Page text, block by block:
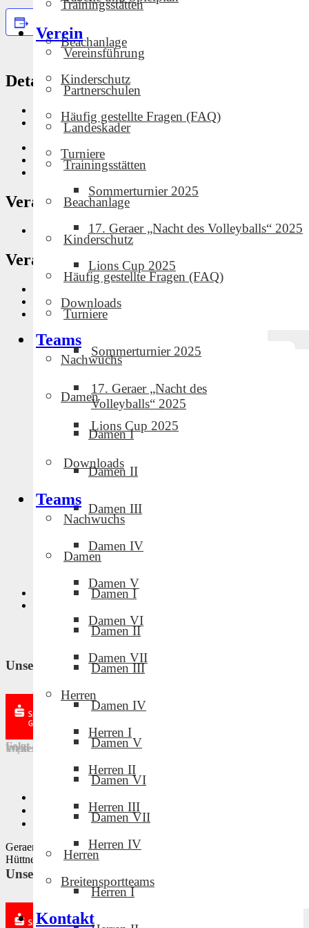
Trainingsstätten
Beachanlage
Kinderschutz
Häufig gestellte Fragen (FAQ)
Turniere
Sommerturnier 2025
17. Geraer „Nacht des Volleyballs“ 2025
Lions Cup 2025
Downloads
Teams
Nachwuchs
Damen
Damen I
Damen II
Damen III
Damen IV
Damen V
Damen VI
Damen VII
Herren
Herren I
Herren II
Herren III
Herren IV
Breitensportteams
Kontakt
Verein
Vereinsführung
Partnerschulen
Landeskader
Trainingsstätten
Beachanlage
Kinderschutz
Häufig gestellte Fragen (FAQ)
Turniere
Sommerturnier 2025
17. Geraer „Nacht des
Volleyballs“ 2025
Lions Cup 2025
Downloads
Teams
Nachwuchs
Damen
Damen I
Damen II
Damen III
Damen IV
Damen V
Damen VI
Damen VII
Herren
Herren I
Details
Datum: Februar 28
Zeit:
11:00 - 15:00
Eintritt: Kostenlos
Veranstaltungskategorie:
Website: nan
Veranstalter
Gastgeber
Veranstaltungsort
Schmalkalden, 98574
Veranstaltungsort-Website anzeigen
Punktspiel GVC-Damen
Unsere Partner und Sponsoren
Folgt uns in den sozialen Medien!
Weitere Links
Impressum Downloads·Intern
Historie der Privatsphäre-Einstellungen
Einwilligungen widerrufen
Geraer Volleyballclub · Design by Mike Tischmacher und Norman
Hüttner · © 2022
Unsere Partner und Sponsoren